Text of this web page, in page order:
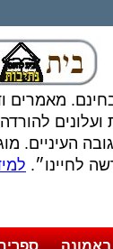
מאמרים
העיניים.
לחיינו״.